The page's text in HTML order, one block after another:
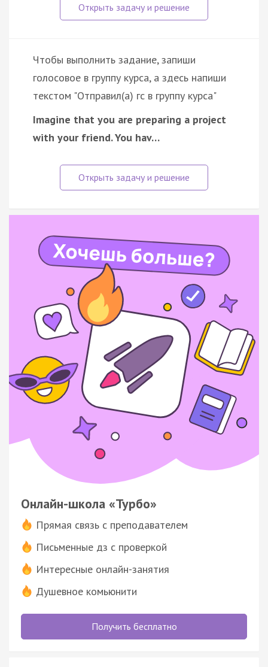
Чтобы выполнить задание, запиши
голосовое в группу курса, а здесь напиши
текстом "Отправил(а) гс в группу курса"
Imagine that you are preparing a project
with your friend. You hav…
Онлайн-школа «Турбо»
Прямая связь с преподавателем
Письменные дз с проверкой
Интересные онлайн-занятия
Душевное комьюнити
Получить бесплатно